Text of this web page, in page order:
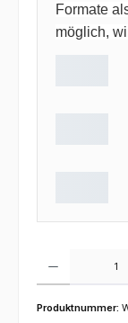
Formate
möglich,
Produktnummer: